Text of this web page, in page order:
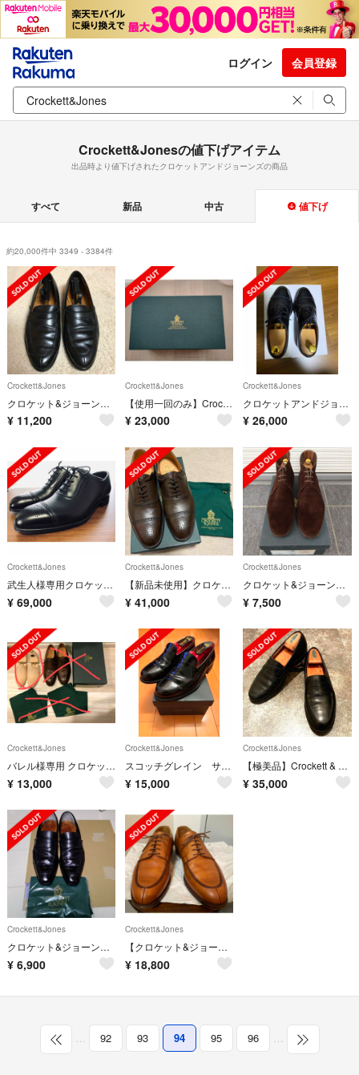
ログイン 会員登録
Crockett&Jonesの値下げアイテム
出品時より値下げされたクロケットアンドジョーンズの商品
すべて 新品 中古 値下げ
約20,000件中 3349 - 3384件
Crockett&Jones
クロケット&ジョーンズ PEAL&Coブルックスブラザーズ ペニーローファー
¥ 11,200
Crockett&Jones
【使用一回のみ】Crockett&Jones オペラパンプス
¥ 23,000
Crockett&Jones
クロケットアンドジョーンズ コノート
¥ 26,000
Crockett&Jones
武生人様専用クロケット＆ジョーンズALBION UK6 新品未使用品
¥ 69,000
Crockett&Jones
【新品未使用】クロケットアンドジョーンズ
¥ 41,000
Crockett&Jones
クロケット&ジョーンズ CHUKKA
¥ 7,500
Crockett&Jones
バレル様専用 クロケットジョーンズ シューツリーのみ
¥ 13,000
Crockett&Jones
スコッチグレイン サドルローファー 24cm
¥ 15,000
Crockett&Jones
【極美品】Crockett & Jones ローファー 8E
¥ 35,000
Crockett&Jones
クロケット&ジョーンズ ローファー
¥ 6,900
Crockett&Jones
【クロケット&ジョーンズ】Uチップ ダーラム
¥ 18,800
… 92 93 94 95 96 …